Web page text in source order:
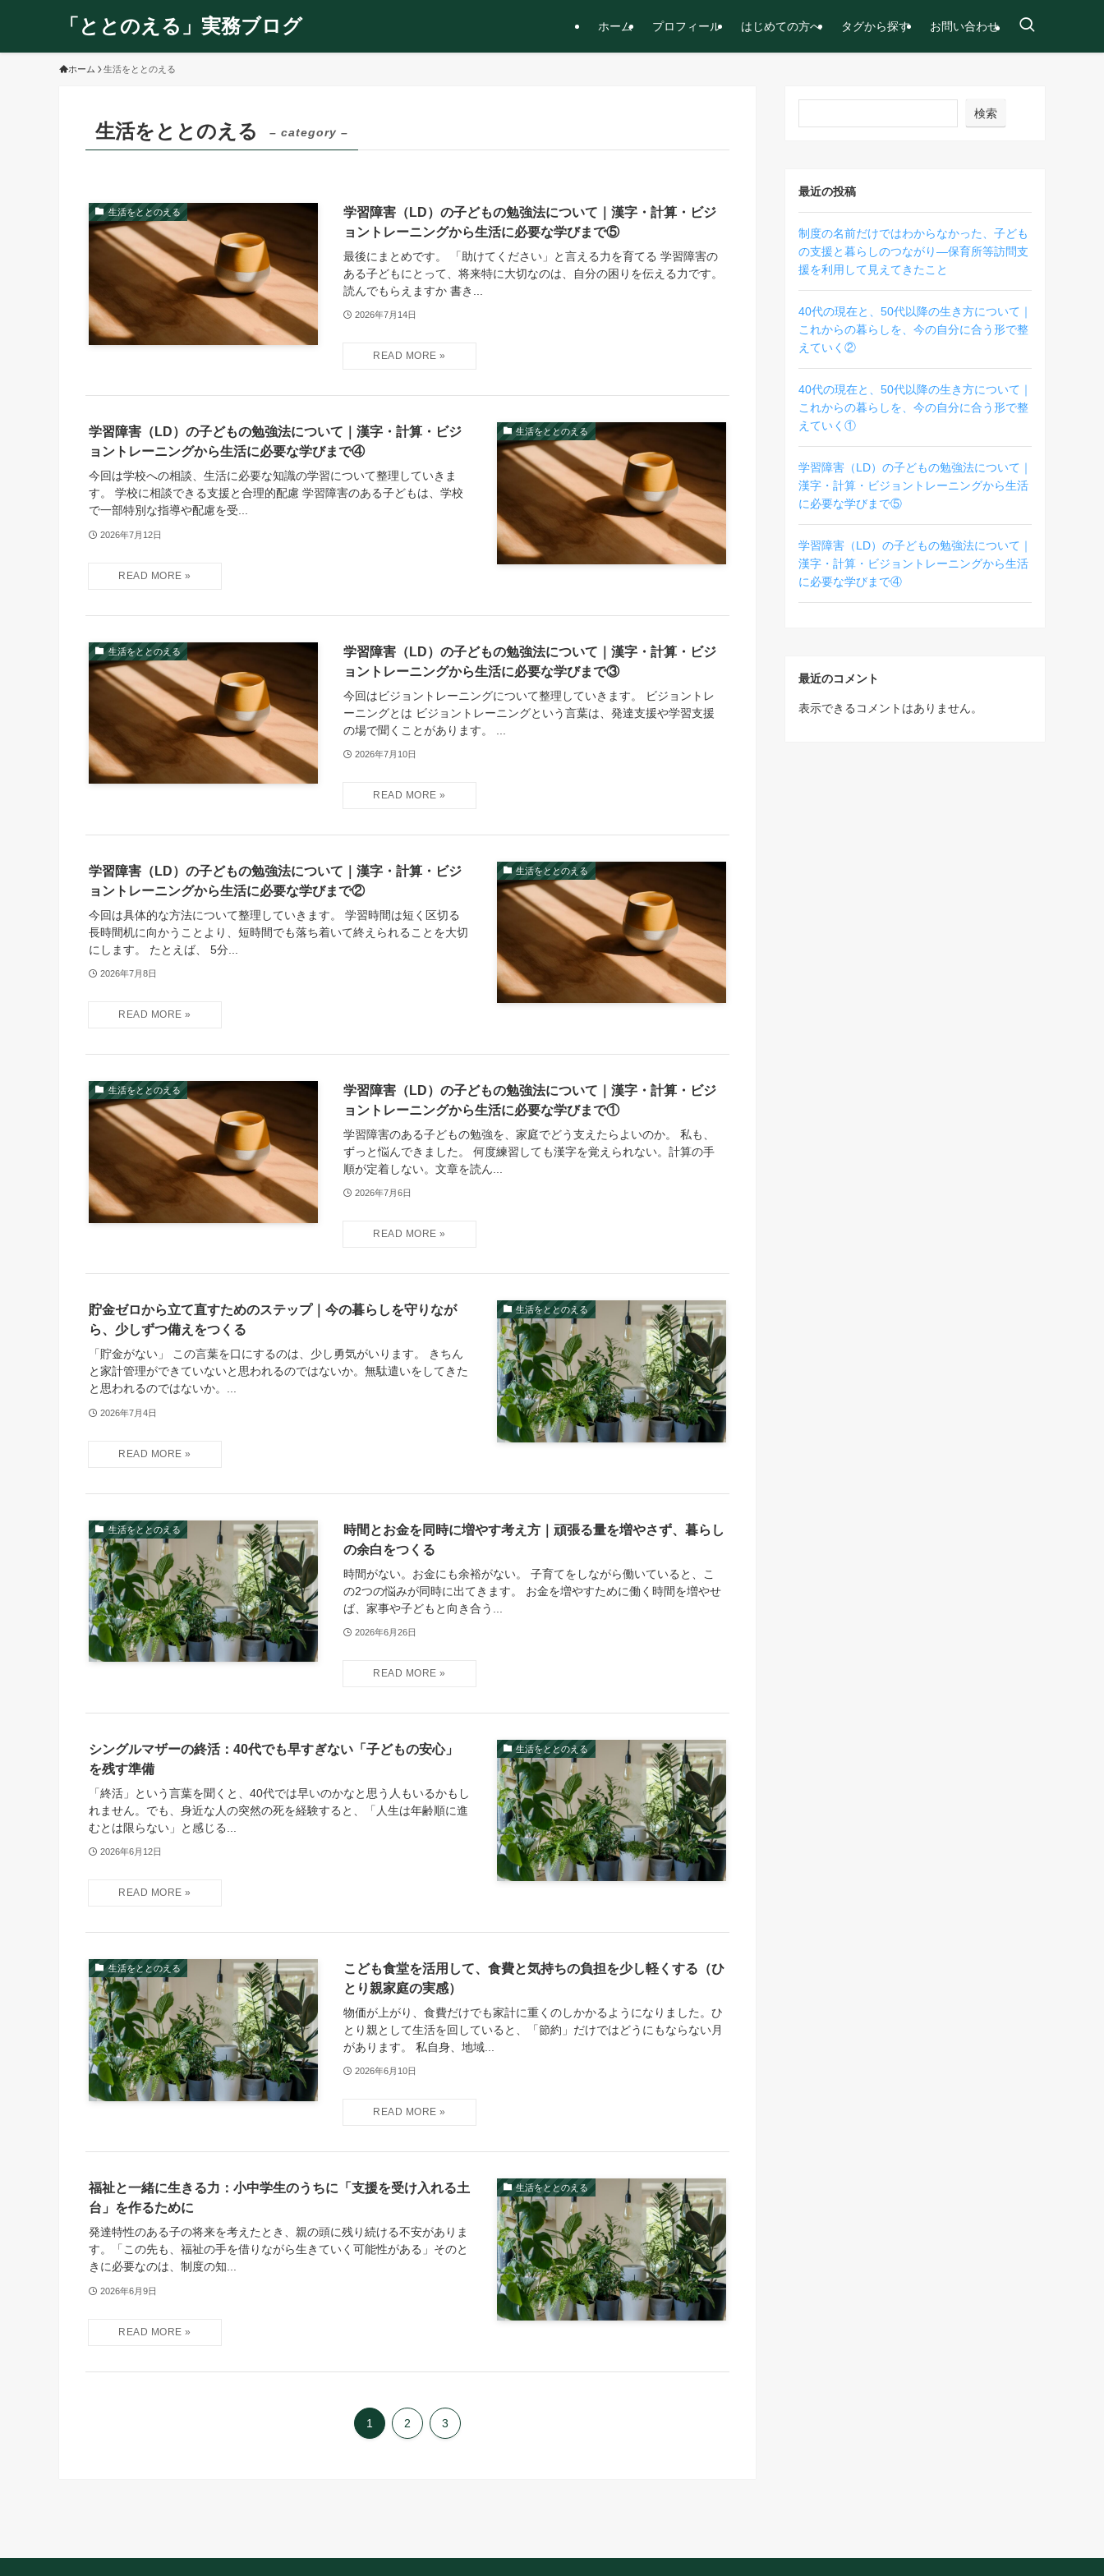
「ととのえる」実務ブログ ホーム プロフィール はじめての方へ タグから探す お問い合わせ
ホーム 生活をととのえる
生活をととのえる – category –
生活をととのえる
学習障害（LD）の子どもの勉強法について｜漢字・計算・ビジ
ョントレーニングから生活に必要な学びまで⑤
最後にまとめです。 「助けてください」と言える力を育てる 学習障害の
ある子どもにとって、将来特に大切なのは、自分の困りを伝える力です。
読んでもらえますか 書き...
2026年7月14日
生活をととのえる
学習障害（LD）の子どもの勉強法について｜漢字・計算・ビジ
ョントレーニングから生活に必要な学びまで④
今回は学校への相談、生活に必要な知識の学習について整理していきま
す。 学校に相談できる支援と合理的配慮 学習障害のある子どもは、学校
で一部特別な指導や配慮を受...
2026年7月12日
生活をととのえる
学習障害（LD）の子どもの勉強法について｜漢字・計算・ビジ
ョントレーニングから生活に必要な学びまで③
今回はビジョントレーニングについて整理していきます。 ビジョントレ
ーニングとは ビジョントレーニングという言葉は、発達支援や学習支援
の場で聞くことがあります。 ...
2026年7月10日
生活をととのえる
学習障害（LD）の子どもの勉強法について｜漢字・計算・ビジ
ョントレーニングから生活に必要な学びまで②
今回は具体的な方法について整理していきます。 学習時間は短く区切る
長時間机に向かうことより、短時間でも落ち着いて終えられることを大切
にします。 たとえば、 5分...
2026年7月8日
生活をととのえる
学習障害（LD）の子どもの勉強法について｜漢字・計算・ビジ
ョントレーニングから生活に必要な学びまで①
学習障害のある子どもの勉強を、家庭でどう支えたらよいのか。 私も、
ずっと悩んできました。 何度練習しても漢字を覚えられない。計算の手
順が定着しない。文章を読ん...
2026年7月6日
生活をととのえる
貯金ゼロから立て直すためのステップ｜今の暮らしを守りなが
ら、少しずつ備えをつくる
「貯金がない」 この言葉を口にするのは、少し勇気がいります。 きちん
と家計管理ができていないと思われるのではないか。無駄遣いをしてきた
と思われるのではないか。...
2026年7月4日
生活をととのえる
時間とお金を同時に増やす考え方｜頑張る量を増やさず、暮らし
の余白をつくる
時間がない。お金にも余裕がない。 子育てをしながら働いていると、こ
の2つの悩みが同時に出てきます。 お金を増やすために働く時間を増やせ
ば、家事や子どもと向き合う...
2026年6月26日
生活をととのえる
シングルマザーの終活：40代でも早すぎない「子どもの安心」
を残す準備
「終活」という言葉を聞くと、40代では早いのかなと思う人もいるかもし
れません。でも、身近な人の突然の死を経験すると、「人生は年齢順に進
むとは限らない」と感じる...
2026年6月12日
生活をととのえる
こども食堂を活用して、食費と気持ちの負担を少し軽くする（ひ
とり親家庭の実感）
物価が上がり、食費だけでも家計に重くのしかかるようになりました。ひ
とり親として生活を回していると、「節約」だけではどうにもならない月
があります。 私自身、地域...
2026年6月10日
生活をととのえる
福祉と一緒に生きる力：小中学生のうちに「支援を受け入れる土
台」を作るために
発達特性のある子の将来を考えたとき、親の頭に残り続ける不安がありま
す。「この先も、福祉の手を借りながら生きていく可能性がある」そのと
きに必要なのは、制度の知...
2026年6月9日
1 2 3
検索
最近の投稿
制度の名前だけではわからなかった、子ども
の支援と暮らしのつながり―保育所等訪問支
援を利用して見えてきたこと
40代の現在と、50代以降の生き方について｜
これからの暮らしを、今の自分に合う形で整
えていく②
40代の現在と、50代以降の生き方について｜
これからの暮らしを、今の自分に合う形で整
えていく①
学習障害（LD）の子どもの勉強法について｜
漢字・計算・ビジョントレーニングから生活
に必要な学びまで⑤
学習障害（LD）の子どもの勉強法について｜
漢字・計算・ビジョントレーニングから生活
に必要な学びまで④
最近のコメント
表示できるコメントはありません。